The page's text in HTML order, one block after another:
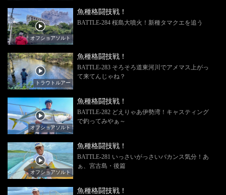
オフショアソルト
魚種格闘技戦！
BATTLE-284 桜島大噴火！新種タマクエを追う
トラウトルアー
魚種格闘技戦！
BATTLE-283 そろそろ道東河川でアメマス上がっ
て来てんじゃね？
オフショアソルト
魚種格闘技戦！
BATTLE-282 どえりゃあ伊勢湾！キャスティング
で釣ってみやぁ～
オフショアソルト
魚種格闘技戦！
BATTLE-281 いっさいがっさいバカンス気分！あ
ぁ、宮古島・後篇
魚種格闘技戦！